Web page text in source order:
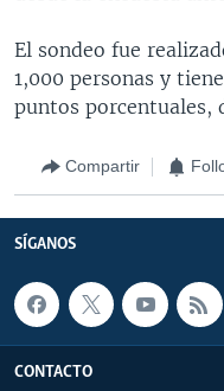
El sondeo fue
1,000 personas y
puntos porcentuales,
Compartir
SÍGANOS
CONTACTO